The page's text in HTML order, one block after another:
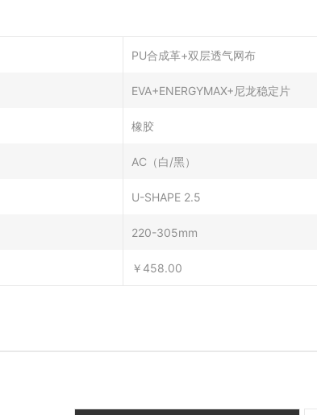
PU合成革+双层透气网布
EVA+ENERGYMAX+尼龙稳定片
橡胶
AC（白/黑）
U-SHAPE 2.5
220-305mm
￥458.00